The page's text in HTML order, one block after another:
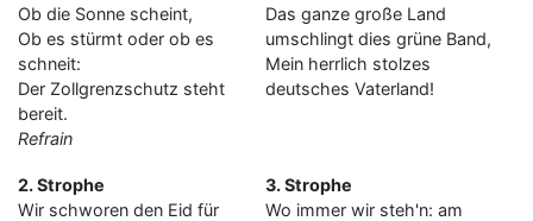
Ob die Sonne scheint,
Ob es stürmt oder ob es
schneit:
Der Zollgrenzschutz steht
bereit.
Refrain
Das ganze große Land
umschlingt dies grüne Band,
Mein herrlich stolzes
deutsches Vaterland!
2. Strophe
Wir schworen den Eid für
3. Strophe
Wo immer wir steh'n: am